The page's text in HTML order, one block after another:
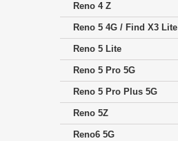
Reno 4 Z
Reno 5 4G / Find X3 Lite
Reno 5 Lite
Reno 5 Pro 5G
Reno 5 Pro Plus 5G
Reno 5Z
Reno6 5G